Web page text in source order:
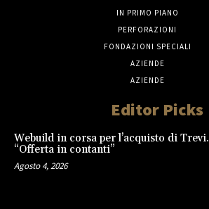
IN PRIMO PIANO
PERFORAZIONI
FONDAZIONI SPECIALI
AZIENDE
AZIENDE
Editor Picks
Webuild in corsa per l’acquisto di Trevi.
“Offerta in contanti”
Agosto 4, 2026